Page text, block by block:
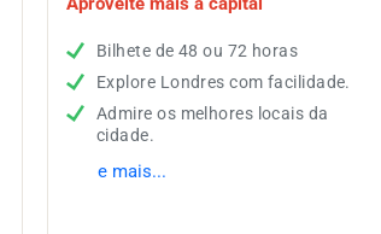
Bilhete de 48 ou 72 horas
Explore Londres com facilidade.
Admire os melhores locais da
cidade.
e mais...